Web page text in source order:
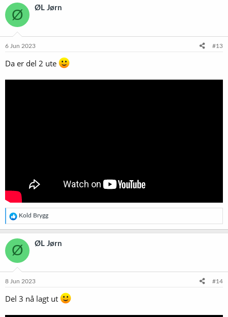
k
s
j
o
e
Ø ØL Jørn
6 Jun 2023 #13
Da er del 2 ute
R
e
a
k
s
j
o
e
:
Kold Brygg
Ø ØL Jørn
8 Jun 2023 #14
Del 3 nå lagt ut